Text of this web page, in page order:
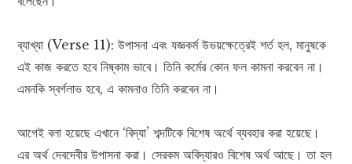
ব্যাখ্যা (Verse 11): উপাসনা এবং যজ্ঞকর্ম উভয়ক্ষেত্রেই শর্ত হল, মানুষকে
এই কাজ করতে হবে নিষ্কাম ভাবে। তিনি কর্মের কোন ফল কামনা করবেন না।
এমনকি স্বর্গলাভ হবে, এ কামনাও তিনি করবেন না।
আগেই বলা হয়েছে এখানে ‘বিদ্যা’ শব্দটিকে বিশেষ অর্থে ব্যবহার করা হয়েছে।
এর অর্থ দেবদেবীর উপাসনা করা। সেরকম অবিদ্যারও বিশেষ অর্থ আছে। তা হল